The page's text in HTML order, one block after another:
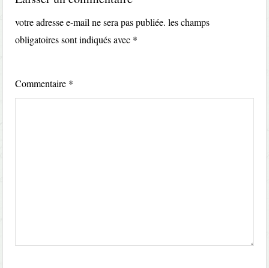
votre adresse e-mail ne sera pas publiée. les champs
obligatoires sont indiqués avec *
Commentaire *